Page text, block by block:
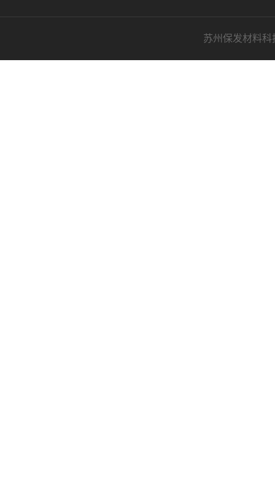
苏州保发材料科